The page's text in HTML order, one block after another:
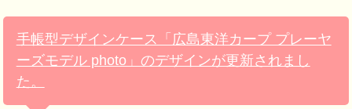
手帳型デザインケース「広島東洋カープ プレーヤ
ーズモデル photo」のデザインが更新されまし
た。